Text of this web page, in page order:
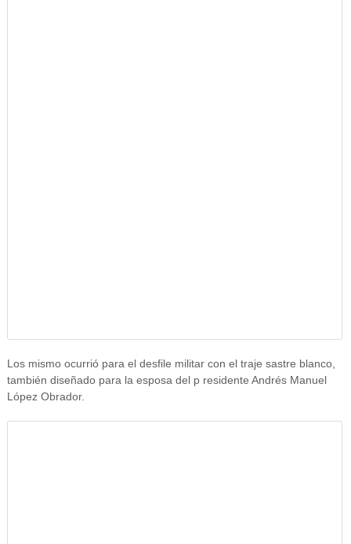
Los mismo ocurrió para el desfile militar con el traje sastre blanco,
también diseñado para la esposa del p residente Andrés Manuel
López Obrador.